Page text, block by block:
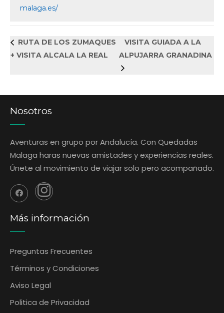
malaga.es/
RUTA DE LOS ZUMAQUES
+ VISITA ALCALA LA REAL
VISITA GUIADA A LA
ALPUJARRA GRANADINA
Nosotros
Aventuras en grupo por Andalucía. Con Quedadas
Malaga haras nuevas amistades y experiencias reales.
Únete al movimiento de viajar solo pero acompañado.
Más información
Preguntas Frecuentes
‎Términos y Condiciones
Aviso Legal
Politica de Privacidad